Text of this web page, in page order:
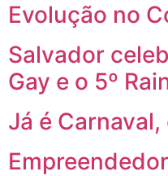
Evolução no
Salvador
Gay e o 5º
Já é